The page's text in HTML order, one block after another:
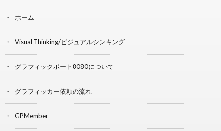
ホーム
Visual Thinking/ビジュアルシンキング
グラフィックポート8080について
グラフィッカー依頼の流れ
GPMember